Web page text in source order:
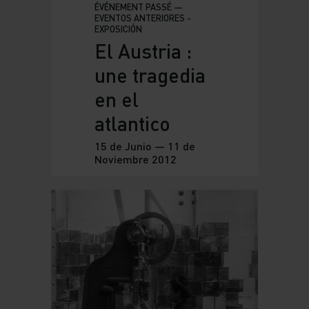
ÉVÉNEMENT PASSÉ —
EVENTOS ANTERIORES -
EXPOSICIÓN
El Austria :
une tragedia
en el
atlantico
15 de Junio — 11 de
Noviembre 2012